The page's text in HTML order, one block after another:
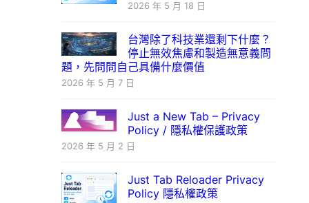
2026 年 5 月 18 日
台灣除了科技業還剩下什麼？
停止無效焦慮和製造無意義問
題，先問問自己具備什麼價值
2026 年 5 月 7 日
Just a New Tab – Privacy
Policy / 隱私權保護政策
2026 年 5 月 2 日
Just Tab Reloader Privacy
Policy 隱私權政策